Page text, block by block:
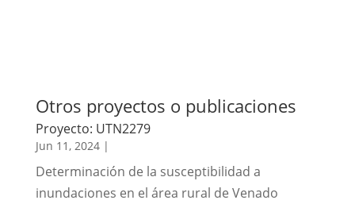
Otros proyectos o publicaciones
Proyecto: UTN2279
Jun 11, 2024|
Determinación de la susceptibilidad a
inundaciones en el área rural de Venado